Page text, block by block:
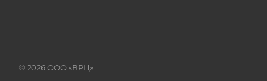
© 2026 ООО «ВРЦ»